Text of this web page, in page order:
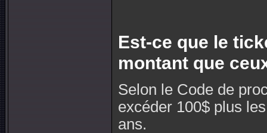
Est-ce que le
montant que
Selon le Code de
excéder 100$ plus
ans.